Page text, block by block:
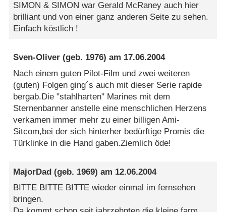
SIMON & SIMON war Gerald McRaney auch hier
brilliant und von einer ganz anderen Seite zu sehen.
Einfach köstlich !
Sven-Oliver (geb. 1976) am 17.06.2004
Nach einem guten Pilot-Film und zwei weiteren
(guten) Folgen ging´s auch mit dieser Serie rapide
bergab.Die "stahlharten" Marines mit dem
Sternenbanner anstelle eine menschlichen Herzens
verkamen immer mehr zu einer billigen Ami-
Sitcom,bei der sich hinterher bedürftige Promis die
Türklinke in die Hand gaben.Ziemlich öde!
MajorDad (geb. 1969) am 12.06.2004
BITTE BITTE BITTE wieder einmal im fernsehen
bringen.